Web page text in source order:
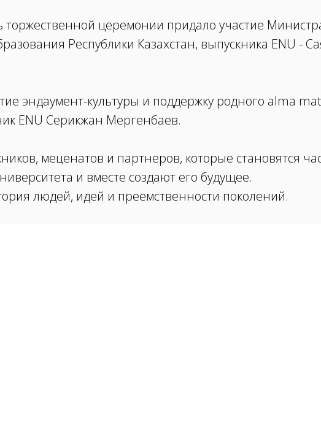
торжественной церемонии придало участие
Республики Казахстан, выпускника ENU -
эндаумент-культуры и поддержку родного alma
ENU Серикжан Мергенбаев.
меценатов и партнеров, которые становятся
и вместе создают его будущее.
людей, идей и преемственности поколений.